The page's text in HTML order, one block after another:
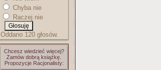
Chyba nie
Raczej nie
Oddano 120 głosów.
Chcesz wiedzieć więcej?
Zamów dobrą książkę.
Propozycje Racjonalisty: